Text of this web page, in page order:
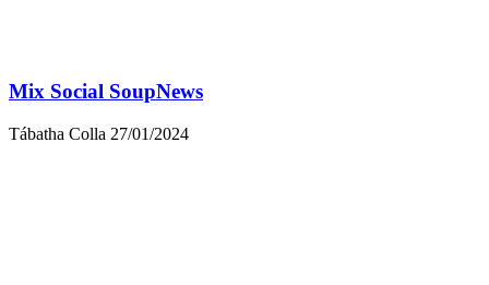
Mix Social SoupNews
Tábatha Colla 27/01/2024